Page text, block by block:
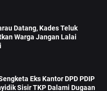
Datang, Kades Teluk
Warga Jangan Lalai
Eks Kantor DPD PDIP
Sisir TKP Dalami Dugaan